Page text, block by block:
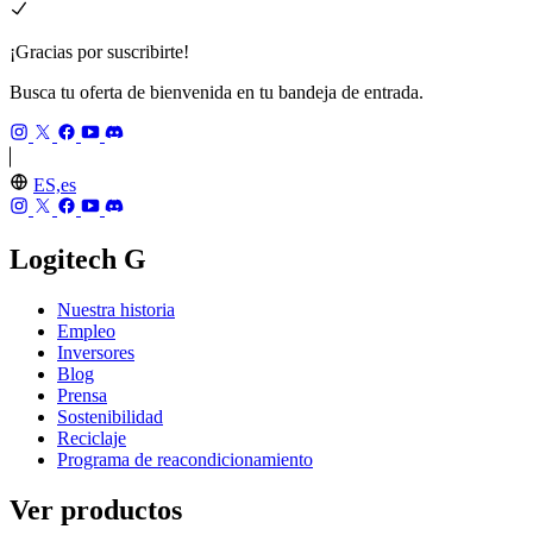
¡Gracias por suscribirte!
Busca tu oferta de bienvenida en tu bandeja de entrada.
ES,es
Logitech G
Nuestra historia
Empleo
Inversores
Blog
Prensa
Sostenibilidad
Reciclaje
Programa de reacondicionamiento
Ver productos